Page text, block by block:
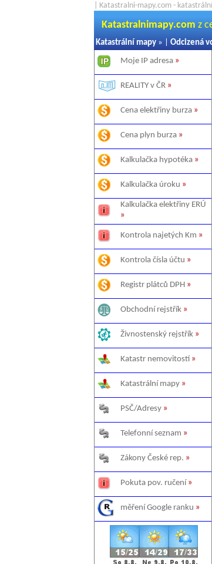
| Katastralni-mapy.com -
Katastralnimapy.com z
Katastrální mapy » | Odcizená
Moje IP adresa »
REALITY v ČR »
Cena elektřiny burza »
Cena plyn burza »
Kalkulačka hypotéka »
Kalkulačka úroku »
Kalkulačka elektřiny ERÚ
»
Kontrola najetých Km »
Kontrola čísla účtu »
Registr plátců DPH »
Obchodní rejstřík »
Živnostenský rejstřík »
Katastr nemovitostí »
Katastrální mapy »
PSČ/Adresy »
Telefonní seznam »
Zákony České rep. »
Pokuta pov. ručení »
měření Google ranku »